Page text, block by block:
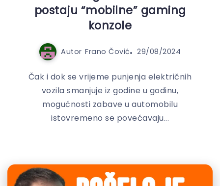
postaju “mobilne” gaming
konzole
Autor Frano Čović 29/08/2024
Čak i dok se vrijeme punjenja električnih
vozila smanjuje iz godine u godinu,
mogućnosti zabave u automobilu
istovremeno se povećavaju...